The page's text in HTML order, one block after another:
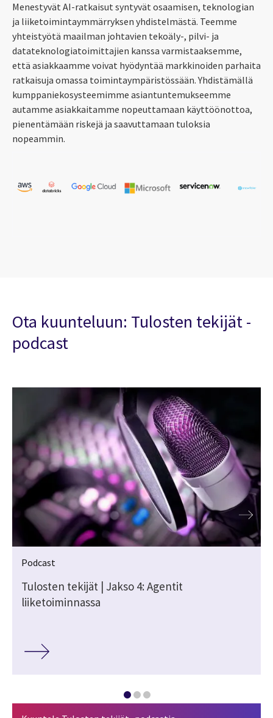
Menestyvät AI-ratkaisut syntyvät osaamisen, teknologian
ja liiketoimintaymmärryksen yhdistelmästä. Teemme
yhteistyötä maailman johtavien tekoäly-, pilvi- ja
datateknologiatoimittajien kanssa varmistaaksemme,
että asiakkaamme voivat hyödyntää markkinoiden parhaita
ratkaisuja omassa toimintaympäristössään. Yhdistämällä
kumppaniekosysteemimme asiantuntemukseemme
autamme asiakkaitamme nopeuttamaan käyttöönottoa,
pienentämään riskejä ja saavuttamaan tuloksia
nopeammin.
Ota kuunteluun: Tulosten tekijät -
podcast
Podcast
Tulosten tekijät | Jakso 4: Agentit
liiketoiminnassa